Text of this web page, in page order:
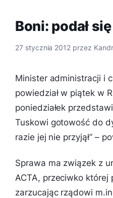
Boni: podał
27 stycznia 2012 przez
Minister administracji i
powiedział w piątek w
poniedziałek
Tuskowi gotowość do
razie jej nie przyjął” –
Sprawa ma związek z
ACTA, przeciwko
zarzucając rządowi